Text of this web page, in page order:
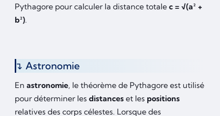
Pythagore pour calculer la distance totale c = √(a² +
b²).
Astronomie
En astronomie, le théorème de Pythagore est utilisé
pour déterminer les distances et les positions
relatives des corps célestes. Lorsque des